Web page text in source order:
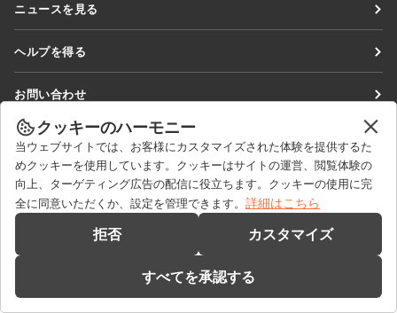
Workspace
コネクター
デスクトップアプリ
モバイルアプリ
インフルエンサー向け
求人情報
ニュースを見る
ヘルプを得る
ウェビナー
ホワイトペーパー
サポートお問い合わせフォーム
デモを依頼する
お問い合わせ
セールスに関する質問 sales@onlyoffice.com
パートナーシップに関するお問い合わせ partners@onlyoffice.com
メディアに関するお問い合わせpress@onlyoffice.com
折り返し電話のリクエスト
onlyoffice.com
© Ascensio System SIA 2026. All rights reserved
クッキーのハーモニー
当ウェブサイトでは、お客様にカスタマイズされた体験を提供するた
めクッキーを使用しています。クッキーはサイトの運営、閲覧体験の
向上、ターゲティング広告の配信に役立ちます。クッキーの使用に完
全に同意いただくか、設定を管理できます。 詳細はこちら
拒否 カスタマイズ
すべてを承認する